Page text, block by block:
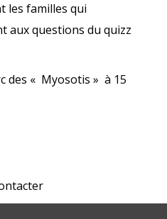
les familles qui
aux questions du quizz
des « Myosotis » à 15